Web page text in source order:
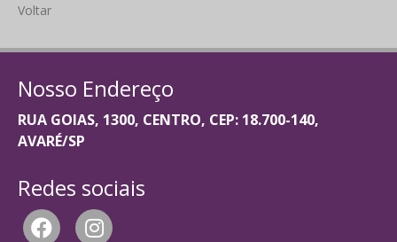
Voltar
Nosso Endereço
RUA GOIAS, 1300, CENTRO, CEP: 18.700-140,
AVARÉ/SP
Redes sociais